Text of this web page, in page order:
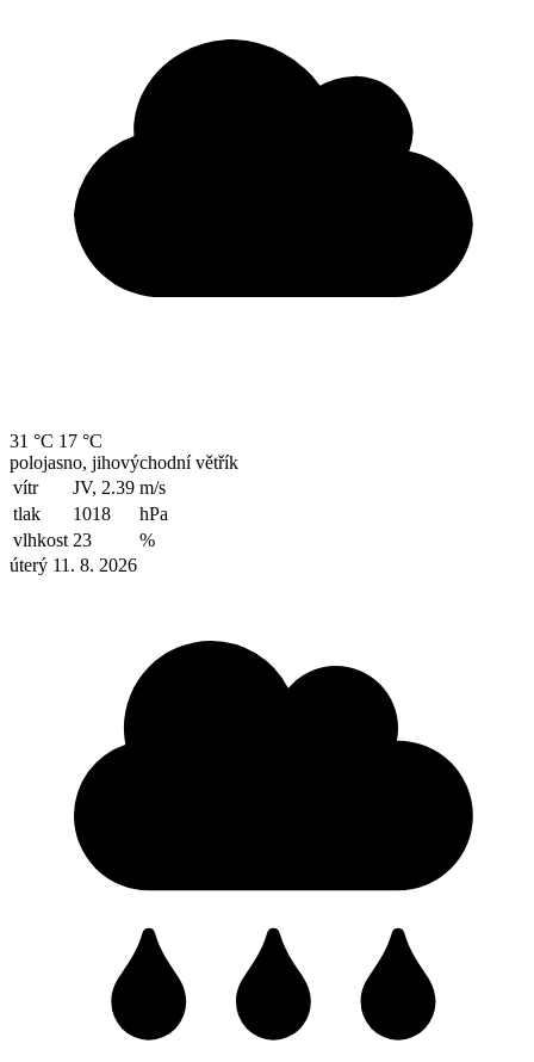
31 °C 17 °C
polojasno, jihovýchodní větřík
vítr
JV, 2.39 m/s
tlak
1018
hPa
vlhkost 23
%
úterý 11. 8. 2026